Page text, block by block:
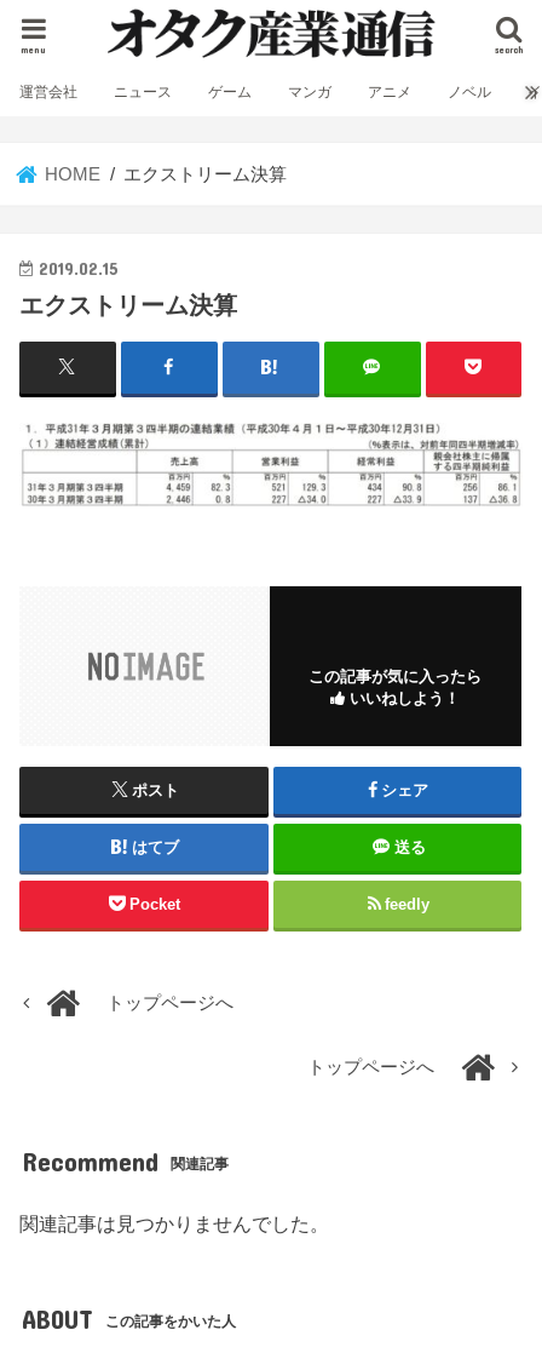
search
menu
運営会社 ニュース ゲーム マンガ アニメ ノベル
HOME エクストリーム決算
2019.02.15
エクストリーム決算
この記事が気に入ったら
いいねしよう！
ポスト シェア
はてブ 送る
Pocket feedly
トップページへ
トップページへ
Recommend 関連記事
関連記事は見つかりませんでした。
ABOUT この記事をかいた人